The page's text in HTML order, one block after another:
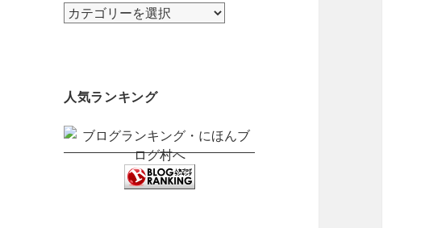
カ
ー
人気ランキング